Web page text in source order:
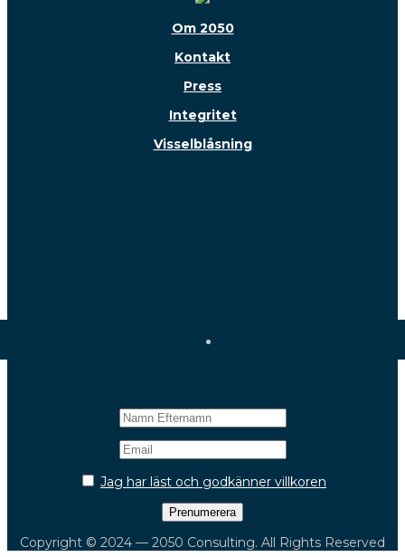
Om 2050
Kontakt
Press
Integritet
Visselblåsning
Jag har läst och godkänner villkoren
Copyright © 2024 — 2050 Consulting. All Rights Reserved